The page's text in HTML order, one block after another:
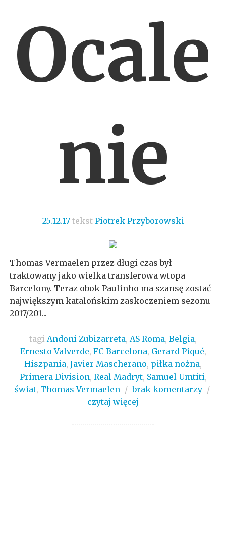
Ocale
nie
25.12.17tekst Piotrek Przyborowski
Thomas Vermaelen przez długi czas był
traktowany jako wielka transferowa wtopa
Barcelony. Teraz obok Paulinho ma szansę zostać
największym katalońskim zaskoczeniem sezonu
2017/201...
tagi Andoni Zubizarreta, AS Roma, Belgia,
Ernesto Valverde, FC Barcelona, Gerard Piqué,
Hiszpania, Javier Mascherano, piłka nożna,
Primera Division, Real Madryt, Samuel Umtiti,
świat, Thomas Vermaelen / brak komentarzy /
czytaj więcej